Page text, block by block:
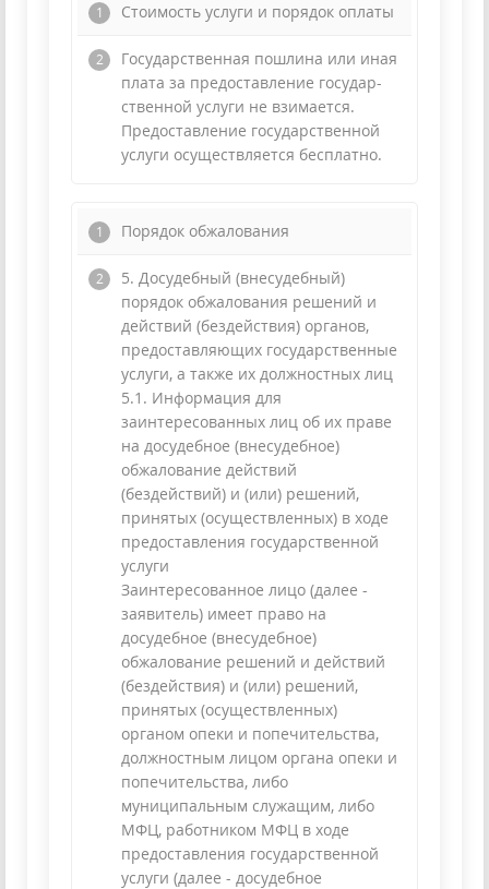
Стоимость услуги и порядок оплаты
Государственная пошлина или иная
плата за предоставление государ-
ственной услуги не взимается.
Предоставление государственной
услуги осуществляется бесплатно.
Порядок обжалования
5. Досудебный (внесудебный)
порядок обжалования решений и
действий (бездействия) органов,
предоставляющих государственные
услуги, а также их должностных лиц
5.1. Информация для
заинтересованных лиц об их праве
на досудебное (внесудебное)
обжалование действий
(бездействий) и (или) решений,
принятых (осуществленных) в ходе
предоставления государственной
услуги
Заинтересованное лицо (далее -
заявитель) имеет право на
досудебное (внесудебное)
обжалование решений и действий
(бездействия) и (или) решений,
принятых (осуществленных)
органом опеки и попечительства,
должностным лицом органа опеки и
попечительства, либо
муниципальным служащим, либо
МФЦ, работником МФЦ в ходе
предоставления государственной
услуги (далее - досудебное